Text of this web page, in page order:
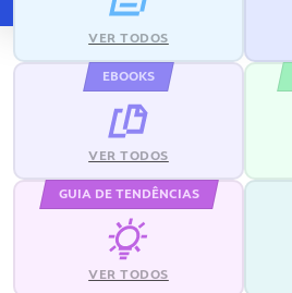
VER TODOS
EBOOKS
VER TODOS
GUIA DE TENDÊNCIAS
VER TODOS